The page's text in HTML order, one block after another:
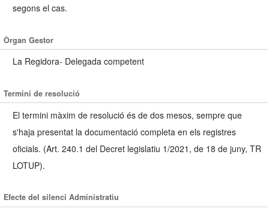
segons el cas.
Òrgan Gestor
La Regidora- Delegada competent
Termini de resolució
El termini màxim de resolució és de dos mesos, sempre que
s'haja presentat la documentació completa en els registres
oficials. (Art. 240.1 del Decret legislatiu 1/2021, de 18 de juny, TR
LOTUP).
Efecte del silenci Administratiu